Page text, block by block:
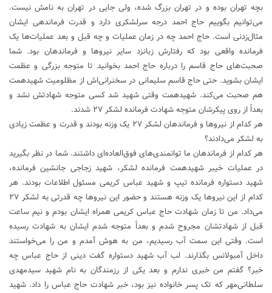
بچه تهران بوده و در تهران بزرگ شده، ولی جایی در تهران به نامش نیست.
می‌توانیم بگوییم حاج احمد درجه سرلشکری دارد و قدرت فرماندهی ایشان
مثال‌زدنی است. حاج احمد چه در زمان عملیات و چه قبل و بعد عملیات‌ها یک
فرمانده واقعی بود که رفتارش زبانزد سایر نیرو‌ها و فرماندهان بود. شما
صحبت‌های حاج قاسم را درباره حاج احمد بخوانید تا متوجه بزرگی و عظمت
ایشان بشوید. حتی حاج قاسم سلیمانی در سخنرانی‌اش از مظلومیت شهیدهمت
هم صحبت می‌کند. شهیدهمت وقتی شهید شد کسی متوجه شهادتش نشد و
بعداً از روی پیکرشان متوجه شهادت فرمانده لشکر ۲۷ شدند.
هر کدام از نیرو‌ها و فرماندهان لشکر ۲۷ یک وزنه بودند و قدرت و عظمت زیادی
به لشکر می‌دادند؟
هر کدام از فرماندهان ما توانمندی‌های فوق‌العاده‌ای داشتند. شما در نظر بگیرید
در عملیات خیبر شهیدهمت فرمانده لشکر، شهید زجاجی جانشین فرمانده،
شهید دستواره فرمانده تیپ و شهید عباس کریمی مسئول اطلاعات بودند. هر
کدام از این نیرو‌ها یک وزنه هستند و حضور این نیرو‌ها چه قدرتی به لشکر ۲۷
می‌داد. من تا زمان شهادت حاج عباس کریمی همراه ایشان بودم و نیم ساعت
قبل از شهادتشان مجروح شدم و بعداً متوجه شدم ایشان به شهادت رسیده
است. وقتی این سمت آب رسیدیم، من به هوش آمدم و من را می‌خواستند
داخل آمبولانس بگذارند. لب آب شهید دستواره گفت دینی از حاج عباس چه
خبر؟ گفتم من خبری ندارم و بعد یکی از رزمندگان به نام شهید سیدمهدی
سلطانی‌مهر که تک پسر خانواده نیز بود، خبر شهادت حاج عباس را داد. شهید